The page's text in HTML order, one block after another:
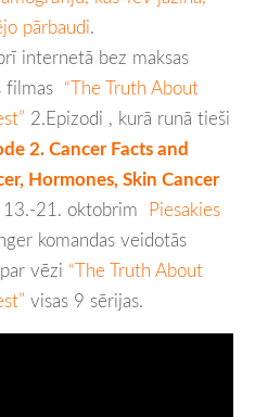
pārbaudi.
internetā bez maksas
filmas “The Truth About
2.Epizodi , kurā runā tieši
2. Cancer Facts and
Hormones, Skin Cancer
21. oktobrim Piesakies
komandas veidotās
vēzi “The Truth About
visas 9 sērijas.